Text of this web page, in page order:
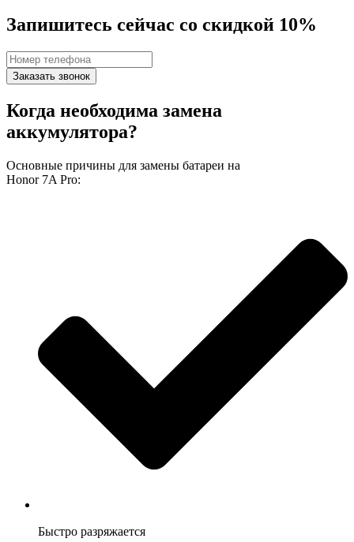
Запишитесь сейчас со скидкой 10%
Заказать звонок
Когда необходима замена
аккумулятора?
Основные причины для замены батареи на
Honor 7A Pro:
Быстро разряжается